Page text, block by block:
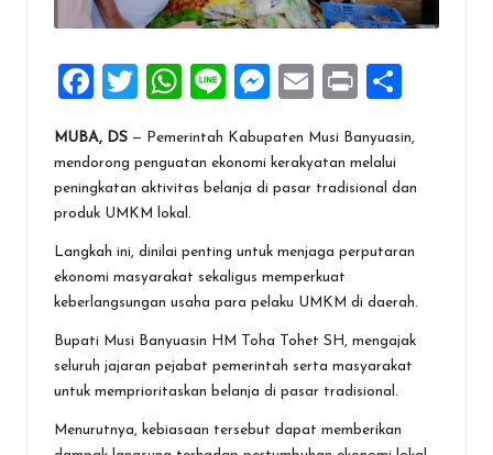
F
ce
b
o
o
k
T
tt
er
W
at
s
A
p
p
Li
e
M
se
n
er
E
ai
l
Pr
t
ar
e
MUBA, DS — Pemerintah Kabupaten Musi Banyuasin,
mendorong penguatan ekonomi kerakyatan melalui
peningkatan aktivitas belanja di pasar tradisional dan
produk UMKM lokal.
Langkah ini, dinilai penting untuk menjaga perputaran
ekonomi masyarakat sekaligus memperkuat
keberlangsungan usaha para pelaku UMKM di daerah.
Bupati Musi Banyuasin HM Toha Tohet SH, mengajak
seluruh jajaran pejabat pemerintah serta masyarakat
untuk memprioritaskan belanja di pasar tradisional.
Menurutnya, kebiasaan tersebut dapat memberikan